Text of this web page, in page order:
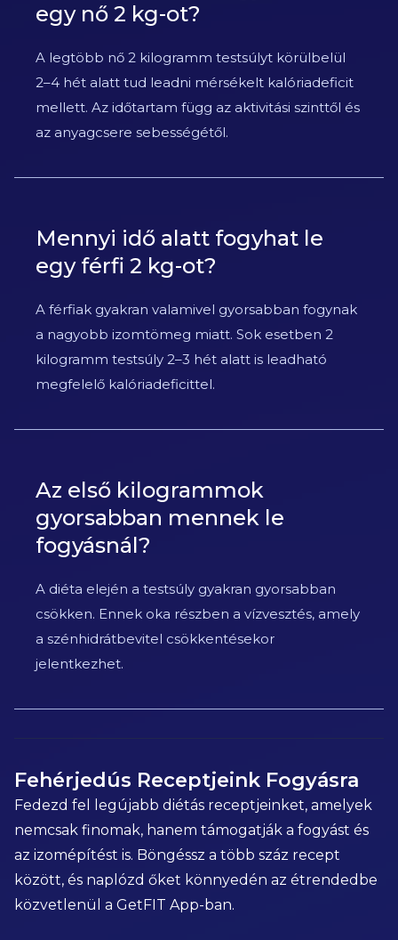
egy nő 2 kg-ot?
A legtöbb nő 2 kilogramm testsúlyt körülbelül
2–4 hét alatt tud leadni mérsékelt kalóriadeficit
mellett. Az időtartam függ az aktivitási szinttől és
az anyagcsere sebességétől.
Mennyi idő alatt fogyhat le
egy férfi 2 kg-ot?
A férfiak gyakran valamivel gyorsabban fogynak
a nagyobb izomtömeg miatt. Sok esetben 2
kilogramm testsúly 2–3 hét alatt is leadható
megfelelő kalóriadeficittel.
Az első kilogrammok
gyorsabban mennek le
fogyásnál?
A diéta elején a testsúly gyakran gyorsabban
csökken. Ennek oka részben a vízvesztés, amely
a szénhidrátbevitel csökkentésekor
jelentkezhet.
Fehérjedús Receptjeink Fogyásra
Fedezd fel legújabb diétás receptjeinket, amelyek
nemcsak finomak, hanem támogatják a fogyást és
az izomépítést is. Böngéssz a több száz recept
között, és naplózd őket könnyedén az étrendedbe
közvetlenül a GetFIT App-ban.